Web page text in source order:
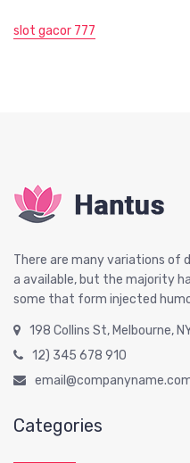
slot gacor 777
There are many variations of
a available, but the majority
some that form injected
198 Collins St, Melbourne,
12) 345 678 910
Categories